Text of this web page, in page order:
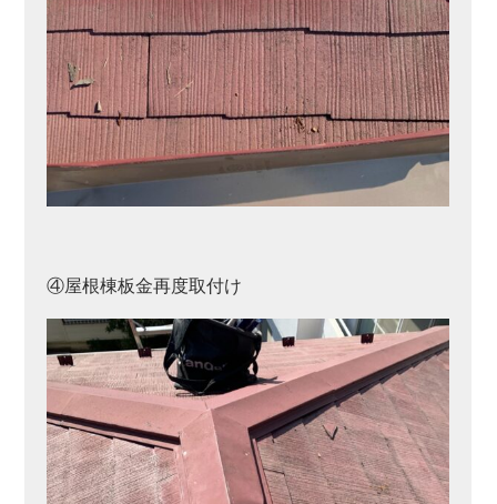
④屋根棟板金再度取付け